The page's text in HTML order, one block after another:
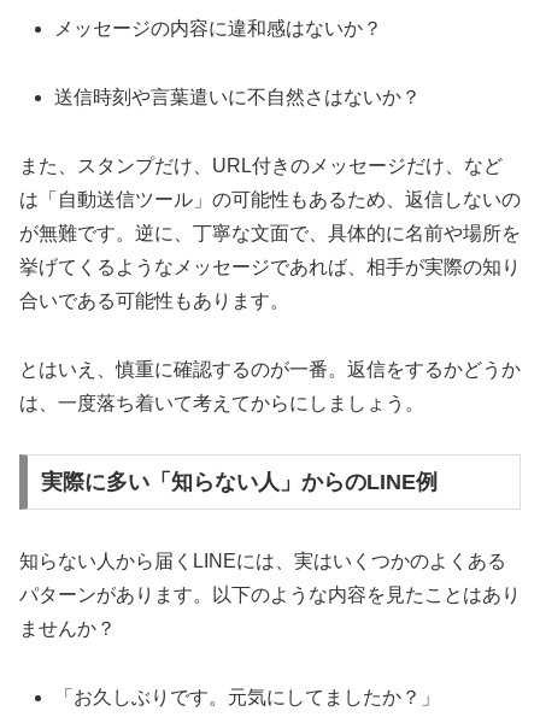
メッセージの内容に違和感はないか？
送信時刻や言葉遣いに不自然さはないか？
また、スタンプだけ、URL付きのメッセージだけ、など
は「自動送信ツール」の可能性もあるため、返信しないの
が無難です。逆に、丁寧な文面で、具体的に名前や場所を
挙げてくるようなメッセージであれば、相手が実際の知り
合いである可能性もあります。
とはいえ、慎重に確認するのが一番。返信をするかどうか
は、一度落ち着いて考えてからにしましょう。
実際に多い「知らない人」からのLINE例
知らない人から届くLINEには、実はいくつかのよくある
パターンがあります。以下のような内容を見たことはあり
ませんか？
「お久しぶりです。元気にしてましたか？」